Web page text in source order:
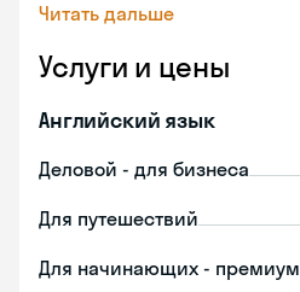
Читать дальше
Услуги и цены
Английский язык
Деловой - для бизнеса
Для путешествий
Для начинающих - премиум